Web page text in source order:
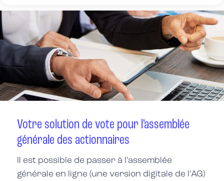
Votre solution de vote pour l’assemblée
générale des actionnaires
l est possible de passer à l’assemblée
générale en ligne (une version digitale de l’AG)